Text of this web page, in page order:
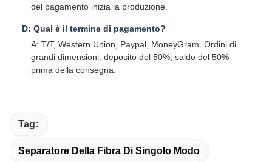
del pagamento inizia la produzione.
D: Qual è il termine di pagamento?
A: T/T, Western Union, Paypal, MoneyGram. Ordini di
grandi dimensioni: deposito del 50%, saldo del 50%
prima della consegna.
Tag:
Separatore Della Fibra Di Singolo Modo